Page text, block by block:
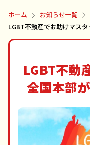
ホーム
お知らせ一覧
LGBT不動産でお助けマスタ
LGBT不動
全国本部